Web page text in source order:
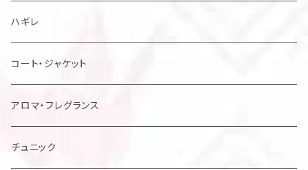
メンズアロハシャツ他
レディスドレス・シャツ他
ハギレ
コート・ジャケット
アロマ・フレグランス
チュニック